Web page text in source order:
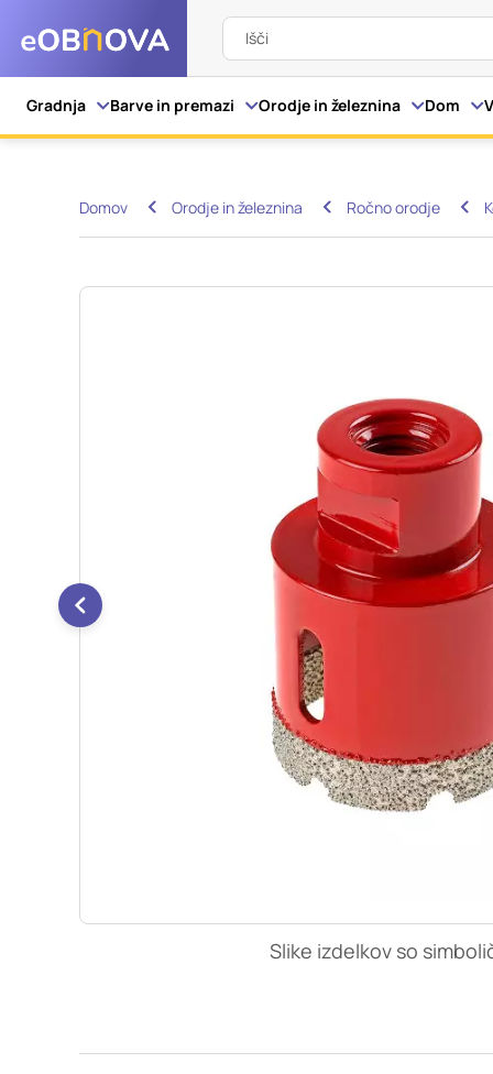
Išči
Gradnja Barve in premazi Orodje in železnina Dom
Domov Orodje in železnina Ročno orodje
Slike izdelkov so
Nastavitve
Ko obiščete katero
pa skrbijo, da vaše
tega spletnega
Obvezni piškotki
Ti piškotki so nujni
so nastavljeni samo
zasebnosti, prijava
vas opozori na njih.
Piškotki za
S temi piškotki
našega spletnega
opazujemo, kako se
anonimni. Če
Piškotki za ciljno